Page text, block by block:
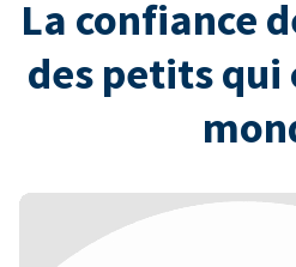
La confiance
des petits qui